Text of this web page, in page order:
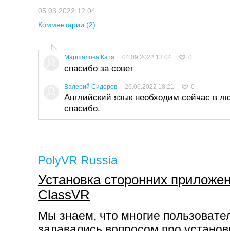
05.03.2022 12:04
Комментарии (2)
Маршалова Катя 04.09.2022 13:04 0
спасибо за совет
Валерий Сидоров 26.06.2022 18:21 0
Английский язык необходим сейчас в
спасибо.
PolyVR Russia
Установка сторонних
ClassVR
Мы знаем, что многие